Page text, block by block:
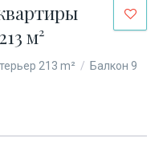
м²
213 m² / Балкон 9